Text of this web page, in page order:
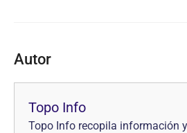
Autor
Topo Info
Topo Info recopila información